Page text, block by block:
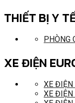
THIẾT BỊ Y
PHÒNG
XE ĐIỆN
XE ĐIỆN
XE ĐIỆN